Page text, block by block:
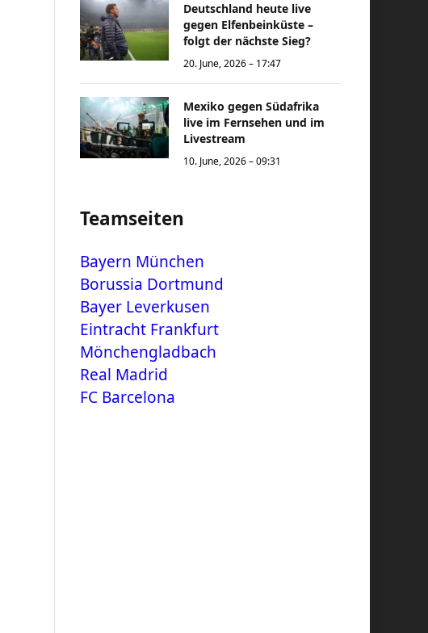
Deutschland heute live
gegen Elfenbeinküste –
folgt der nächste Sieg?
20. June, 2026 – 17:47
Mexiko gegen Südafrika
live im Fernsehen und im
Livestream
10. June, 2026 – 09:31
Teamseiten
Bayern München
Borussia Dortmund
Bayer Leverkusen
Eintracht Frankfurt
Mönchengladbach
Real Madrid
FC Barcelona